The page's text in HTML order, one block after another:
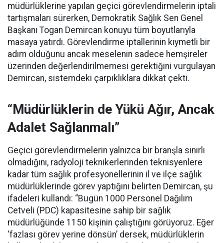
müdürlüklerine yapılan geçici görevlendirmelerin iptali
tartışmaları sürerken, Demokratik Sağlık Sen Genel
Başkanı Togan Demircan konuyu tüm boyutlarıyla
masaya yatırdı. Görevlendirme iptallerinin kıymetli bir
adım olduğunu ancak meselenin sadece hemşireler
üzerinden değerlendirilmemesi gerektiğini vurgulayan
Demircan, sistemdeki çarpıklıklara dikkat çekti.
“Müdürlüklerin de Yükü Ağır, Ancak
Adalet Sağlanmalı”
Geçici görevlendirmelerin yalnızca bir branşla sınırlı
olmadığını, radyoloji teknikerlerinden teknisyenlere
kadar tüm sağlık profesyonellerinin il ve ilçe sağlık
müdürlüklerinde görev yaptığını belirten Demircan, şu
ifadeleri kullandı: “Bugün 1000 Personel Dağılım
Cetveli (PDC) kapasitesine sahip bir sağlık
müdürlüğünde 1150 kişinin çalıştığını görüyoruz. Eğer
‘fazlası görev yerine dönsün’ dersek, müdürlüklerin